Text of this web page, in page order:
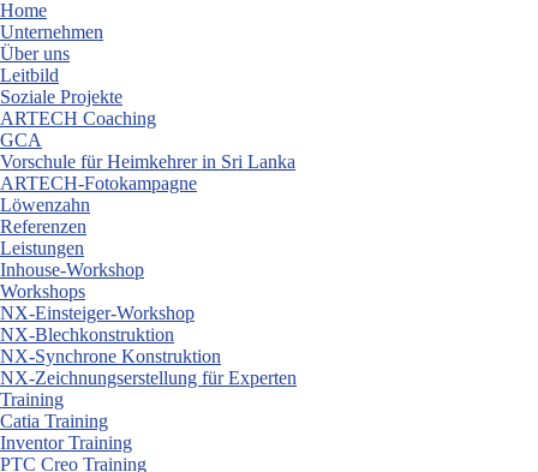
Skip
to
content
Home
Unternehmen
Über uns
Leitbild
Soziale Projekte
ARTECH Coaching
GCA
Vorschule für Heimkehrer in Sri Lanka
ARTECH-Fotokampagne
Löwenzahn
Referenzen
Leistungen
Inhouse-Workshop
Workshops
NX-Einsteiger-Workshop
NX-Blechkonstruktion
NX-Synchrone Konstruktion
NX-Zeichnungserstellung für Experten
Training
Catia Training
Inventor Training
PTC Creo Training